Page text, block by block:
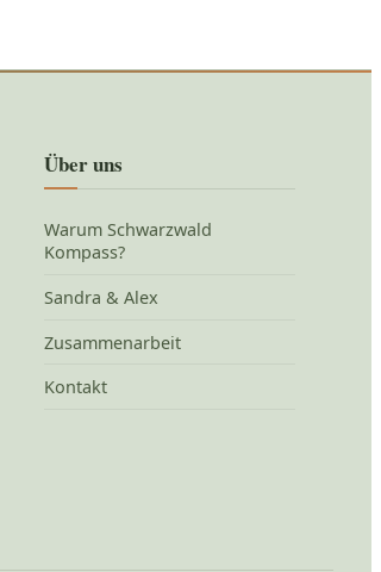
Über uns
Warum Schwarzwald
Kompass?
Sandra & Alex
Zusammenarbeit
Kontakt